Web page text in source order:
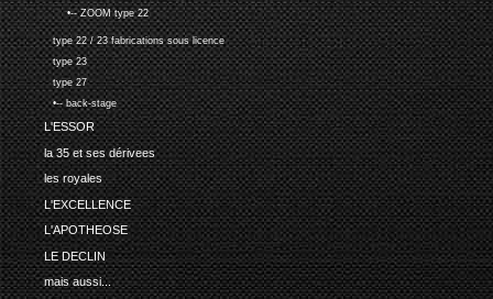
•-- ZOOM type 22
type 22 / 23 fabrications sous licence
type 23
type 27
•-- back-stage
L'ESSOR
la 35 et ses dérivees
les royales
L'EXCELLENCE
L'APOTHEOSE
LE DECLIN
mais aussi...